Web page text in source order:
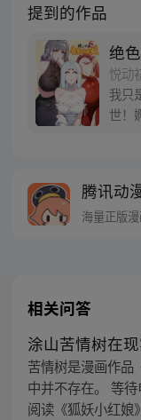
提到的作品
绝
悦动
我只
世！
腾讯动
海量正版
相关问答
涂山苦情树在
苦情树是漫画作品
中并不存在。 等
阅读《狐妖小红娘